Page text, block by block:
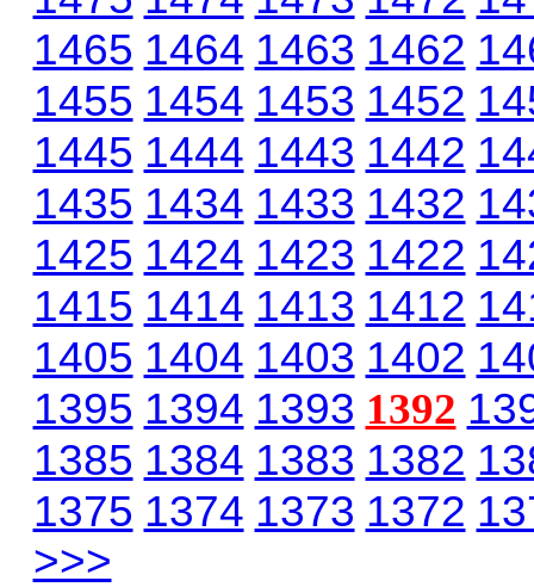
1465 1464 1463 1462
1455 1454 1453 1452
1445 1444 1443 1442
1435 1434 1433 1432
1425 1424 1423 1422
1415 1414 1413 1412
1405 1404 1403 1402
1395 1394 1393 1392
1385 1384 1383 1382
1375 1374 1373 1372
>>>